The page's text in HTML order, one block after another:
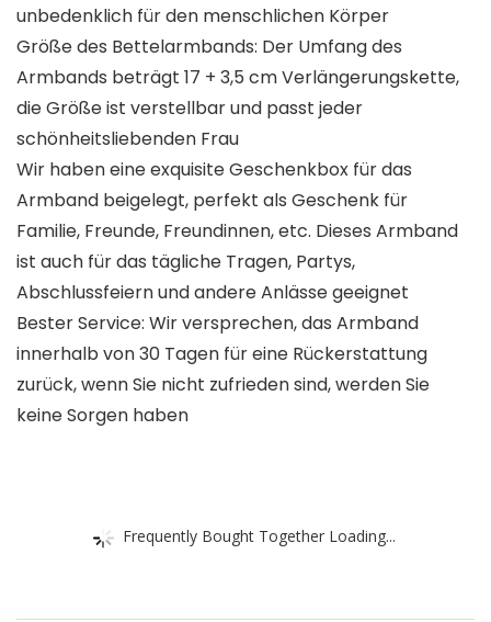
unbedenklich für den menschlichen Körper
Größe des Bettelarmbands: Der Umfang des
Armbands beträgt 17 + 3,5 cm Verlängerungskette,
die Größe ist verstellbar und passt jeder
schönheitsliebenden Frau
Wir haben eine exquisite Geschenkbox für das
Armband beigelegt, perfekt als Geschenk für
Familie, Freunde, Freundinnen, etc. Dieses Armband
ist auch für das tägliche Tragen, Partys,
Abschlussfeiern und andere Anlässe geeignet
Bester Service: Wir versprechen, das Armband
innerhalb von 30 Tagen für eine Rückerstattung
zurück, wenn Sie nicht zufrieden sind, werden Sie
keine Sorgen haben
Frequently Bought Together Loading...